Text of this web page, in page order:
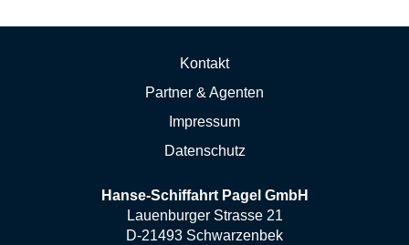
Navigation
Kontakt
Partner & Agenten
Impressum
Datenschutz
Hanse-Schiffahrt Pagel GmbH
Lauenburger Strasse 21
D-21493 Schwarzenbek